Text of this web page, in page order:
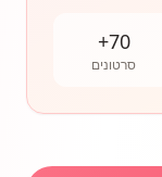
70+
סרטונים